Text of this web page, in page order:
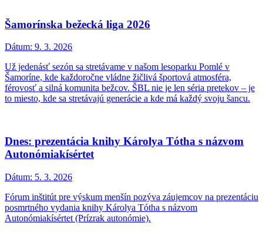
Šamorínska bežecká liga 2026
Dátum: 9. 3. 2026
Už jedenásť sezón sa stretávame v našom lesoparku Pomlé v
Šamoríne, kde každoročne vládne žičlivá športová atmosféra,
férovosť a silná komunita bežcov. ŠBL nie je len séria pretekov – je
to miesto, kde sa stretávajú generácie a kde má každý svoju šancu.
Dnes: prezentácia knihy Károlya Tótha s názvom
Autonómiakísértet
Dátum: 5. 3. 2026
Fórum inštitút pre výskum menšín pozýva záujemcov na prezentáciu
posmrtného vydania knihy Károlya Tótha s názvom
Autonómiakísértet (Prízrak autonómie).